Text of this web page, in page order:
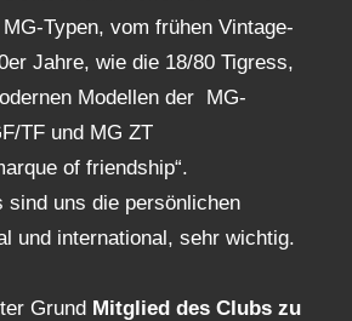
Typen, vom frühen Vintage-
Jahre, wie die 18/80 Tigress,
Modellen der MG-
TF und MG ZT
of friendship“.
sind uns die persönlichen
und international, sehr wichtig.
Grund Mitglied des Clubs zu